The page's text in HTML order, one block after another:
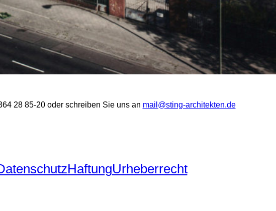
28 85-20 oder schreiben Sie uns an mail@sting-​architekten.de
HaftungUrheberrecht